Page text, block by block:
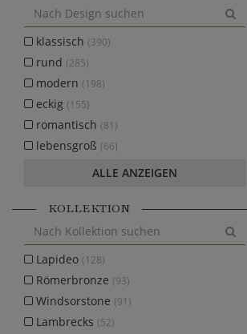
klassisch (390)
rund (285)
modern (198)
eckig (155)
romantisch (81)
lebensgroß (66)
ALLE ANZEIGEN
KOLLEKTION
Lapideo (128)
Römerbronze (93)
Windsorstone (91)
Lambrecks (52)